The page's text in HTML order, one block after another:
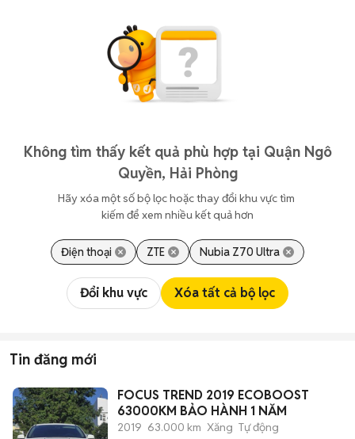
Không tìm thấy kết quả phù hợp tại Quận Ngô
Quyền, Hải Phòng
Hãy xóa một số bộ lọc hoặc thay đổi khu vực tìm
kiếm để xem nhiều kết quả hơn
Điện thoại ZTE Nubia Z70 Ultra
Đổi khu vực Xóa tất cả bộ lọc
Tin đăng mới
FOCUS TREND 2019 ECOBOOST
63000KM BẢO HÀNH 1 NĂM
2019 63.000 km Xăng Tự động